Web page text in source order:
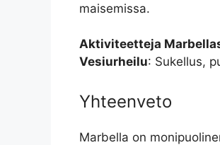
maisemissa.
Aktiviteetteja
Vesiurheilu: Sukellus,
Yhteenveto
Marbella on